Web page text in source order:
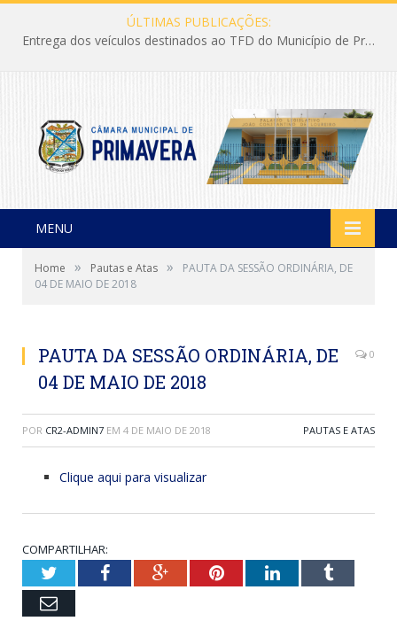
ÚLTIMAS PUBLICAÇÕES:
Entrega dos veículos destinados ao TFD do Município de Primavera
MENU
Home » Pautas e Atas »
PAUTA DA SESSÃO ORDINÁRIA, DE
04 DE MAIO DE 2018
PAUTA DA SESSÃO ORDINÁRIA, DE
04 DE MAIO DE 2018
0
POR CR2-ADMIN7 EM 4 DE MAIO DE 2018 PAUTAS E ATAS
Clique aqui para visualizar
COMPARTILHAR:
TwitterFacebookGoogle+PinterestLinkedInTumblr
Email